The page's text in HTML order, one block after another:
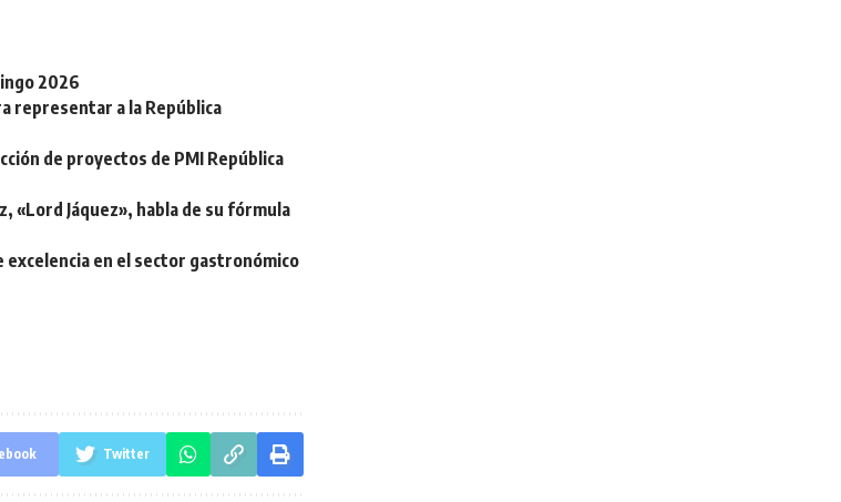
2026
representar a la República
de proyectos de PMI República
«Lord Jáquez», habla de su fórmula
excelencia en el sector gastronómico
Twitter